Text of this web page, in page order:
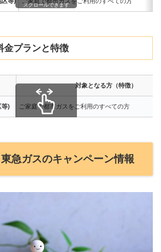
スクロールできます
金プランと特徴
対象となる方（特徴）
等) ご家庭で都市ガスをご利用のすべての方
急ガスのキャンペーン情報